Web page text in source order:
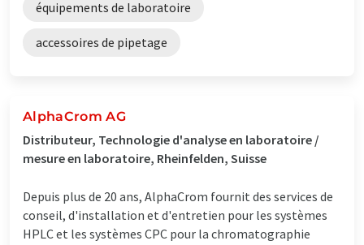
équipements de laboratoire
accessoires de pipetage
AlphaCrom AG
Distributeur, Technologie d'analyse en laboratoire /
mesure en laboratoire, Rheinfelden, Suisse
Depuis plus de 20 ans, AlphaCrom fournit des services de
conseil, d'installation et d'entretien pour les systèmes
HPLC et les systèmes CPC pour la chromatographie